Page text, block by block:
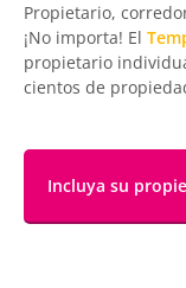
Propietario,
¡No importa! El
propietario
cientos de
Incluya su